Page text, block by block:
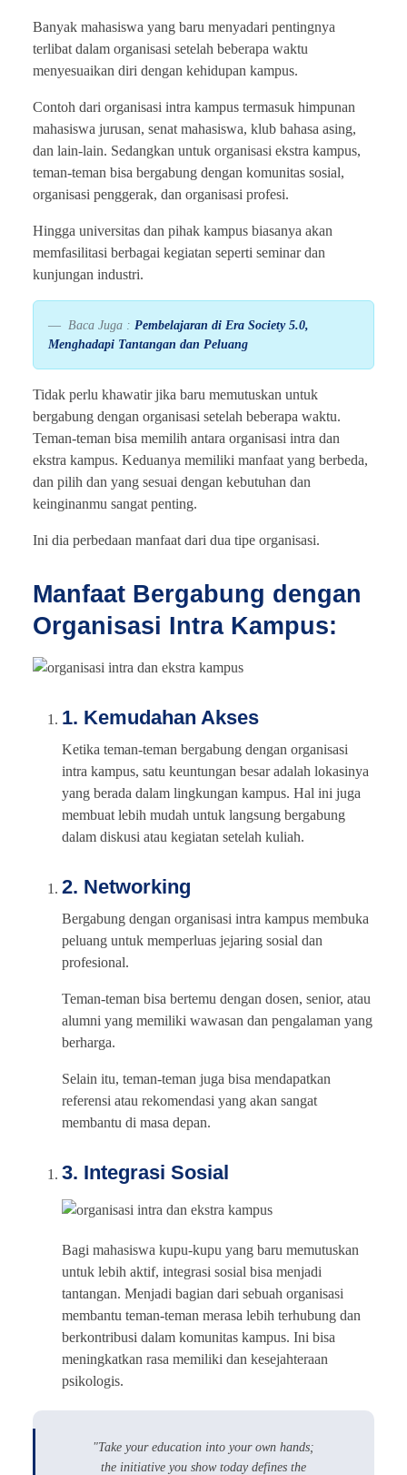
Banyak mahasiswa yang baru menyadari pentingnya
terlibat dalam organisasi setelah beberapa waktu
menyesuaikan diri dengan kehidupan kampus.
Contoh dari organisasi intra kampus termasuk himpunan
mahasiswa jurusan, senat mahasiswa, klub bahasa asing,
dan lain-lain. Sedangkan untuk organisasi ekstra kampus,
teman-teman bisa bergabung dengan komunitas sosial,
organisasi penggerak, dan organisasi profesi.
Hingga universitas dan pihak kampus biasanya akan
memfasilitasi berbagai kegiatan seperti seminar dan
kunjungan industri.
Baca Juga : Pembelajaran di Era Society 5.0,
Menghadapi Tantangan dan Peluang
Tidak perlu khawatir jika baru memutuskan untuk
bergabung dengan organisasi setelah beberapa waktu.
Teman-teman bisa memilih antara organisasi intra dan
ekstra kampus. Keduanya memiliki manfaat yang berbeda,
dan pilih dan yang sesuai dengan kebutuhan dan
keinginanmu sangat penting.
Ini dia perbedaan manfaat dari dua tipe organisasi.
Manfaat Bergabung dengan
Organisasi Intra Kampus:
1. Kemudahan Akses
Ketika teman-teman bergabung dengan organisasi
intra kampus, satu keuntungan besar adalah lokasinya
yang berada dalam lingkungan kampus. Hal ini juga
membuat lebih mudah untuk langsung bergabung
dalam diskusi atau kegiatan setelah kuliah.
2. Networking
Bergabung dengan organisasi intra kampus membuka
peluang untuk memperluas jejaring sosial dan
profesional.
Teman-teman bisa bertemu dengan dosen, senior, atau
alumni yang memiliki wawasan dan pengalaman yang
berharga.
Selain itu, teman-teman juga bisa mendapatkan
referensi atau rekomendasi yang akan sangat
membantu di masa depan.
3. Integrasi Sosial
Bagi mahasiswa kupu-kupu yang baru memutuskan
untuk lebih aktif, integrasi sosial bisa menjadi
tantangan. Menjadi bagian dari sebuah organisasi
membantu teman-teman merasa lebih terhubung dan
berkontribusi dalam komunitas kampus. Ini bisa
meningkatkan rasa memiliki dan kesejahteraan
psikologis.
"Take your education into your own hands;
the initiative you show today defines the